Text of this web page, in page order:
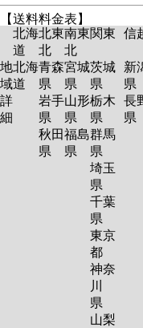
【送料料金表】
北海
道
北東
北
南東
北
関東 信
地
域
詳
細
北海
道
青森
県
岩手
県
秋田
県
宮城
県
山形
県
福島
県
茨城
県
栃木
県
群馬
県
埼玉
県
千葉
県
東京
都
神奈
川
県
山梨
新
県
長
県